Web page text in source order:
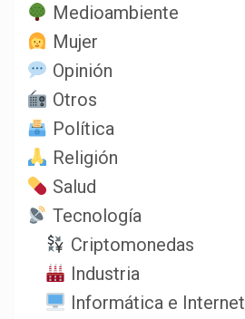
Medioambiente
Mujer
Opinión
Otros
Política
Religión
Salud
Tecnología
Criptomonedas
Industria
Informática e Internet